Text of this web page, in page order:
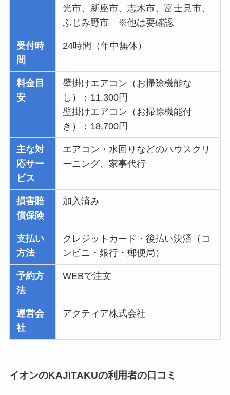
光市、新座市、志木市、富士見市、
ふじみ野市 ※他は要確認
受付時
間
24時間（年中無休）
料金目
安
壁掛けエアコン（お掃除機能な
し）：11,300円
壁掛けエアコン（お掃除機能付
き）：18,700円
主な対
応サー
ビス
エアコン・水回りなどのハウスクリ
ーニング、家事代行
損害賠
償保険
加入済み
支払い
方法
クレジットカード・後払い決済（コ
ンビニ・銀行・郵便局）
予約方
法
WEBで注文
運営会
社
アクティア株式会社
イオンのKAJITAKUの利用者の口コミ